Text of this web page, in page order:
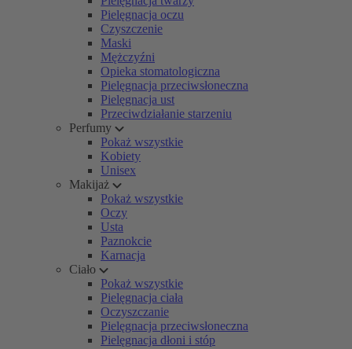
Pielęgnacja oczu
Czyszczenie
Maski
Mężczyźni
Opieka stomatologiczna
Pielęgnacja przeciwsłoneczna
Pielęgnacja ust
Przeciwdziałanie starzeniu
Perfumy
Pokaż wszystkie
Kobiety
Unisex
Makijaż
Pokaż wszystkie
Oczy
Usta
Paznokcie
Karnacja
Ciało
Pokaż wszystkie
Pielęgnacja ciała
Oczyszczanie
Pielęgnacja przeciwsłoneczna
Pielęgnacja dłoni i stóp